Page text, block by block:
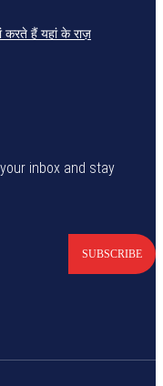
करते हैं यहां के राज़
inbox and stay
SUBSCRIBE